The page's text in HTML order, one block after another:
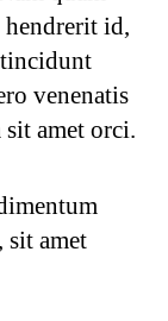
id,
tincidunt
venenatis
amet orci.
sit amet